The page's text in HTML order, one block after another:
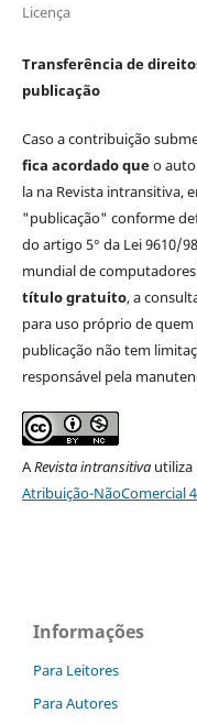
Licença
Transferência de
publicação
Caso a contribuição
fica acordado queo
la na Revista intransitiva,
"publicação" conforme
do artigo 5° da Lei 9610/
mundial de
título gratuito, a
para uso próprio de quem
publicação não tem
responsável pela
ARevista intransitiva utiliza
Atribuição-NãoComercial
Informações
Para Leitores
Para Autores